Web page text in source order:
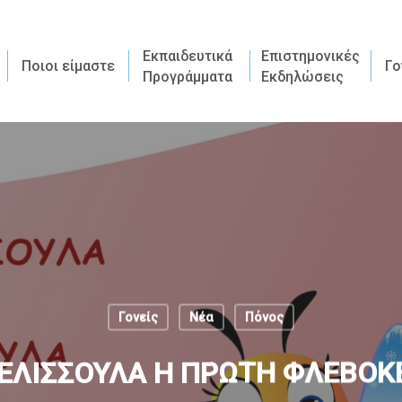
Ποιοι είμαστε
Εκπαιδευτικά
Προγράμματα
Επιστημονικές
Εκδηλώσεις
Γονείς Νέα Πόνος
Η ΠΡΩΤΗ